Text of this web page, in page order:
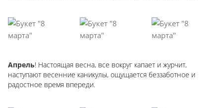
Апрель! Настоящая весна, все вокруг капает и журчит,
наступают весенние каникулы, ощущается беззаботное и
радостное время впереди.